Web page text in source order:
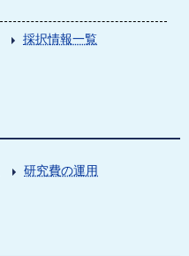
採択情報一覧
研究費の運用